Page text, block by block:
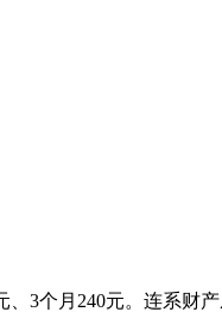
个月240元。连系财